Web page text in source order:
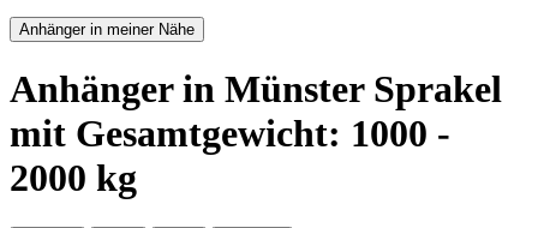
Anhänger in meiner Nähe
Anhänger in Münster Sprakel
mit Gesamtgewicht: 1000 -
2000 kg